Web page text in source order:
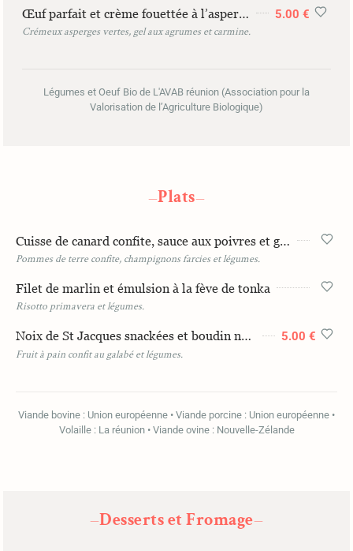
Œuf parfait et crème fouettée à l’asperge blanche
5.00 €
Crémeux asperges vertes, gel aux agrumes et carmine.
Légumes et Oeuf Bio de L'AVAB réunion (Association pour la
Valorisation de l’Agriculture Biologique)
—Plats—
Pommes de terre confite, champignons farcies et légumes.
Filet de marlin et émulsion à la fève de tonka
Risotto primavera et légumes.
Noix de St Jacques snackées et boudin noir péi pimenté
5.00 €
Fruit à pain confit au galabé et légumes.
Viande bovine : Union européenne • Viande porcine : Union européenne •
Volaille : La réunion • Viande ovine : Nouvelle-Zélande
—Desserts et Fromage—